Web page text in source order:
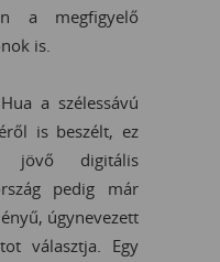
a megfigyelő
is.
a szélessávú
is beszélt, ez
jövő digitális
pedig már
úgynevezett
választja. Egy